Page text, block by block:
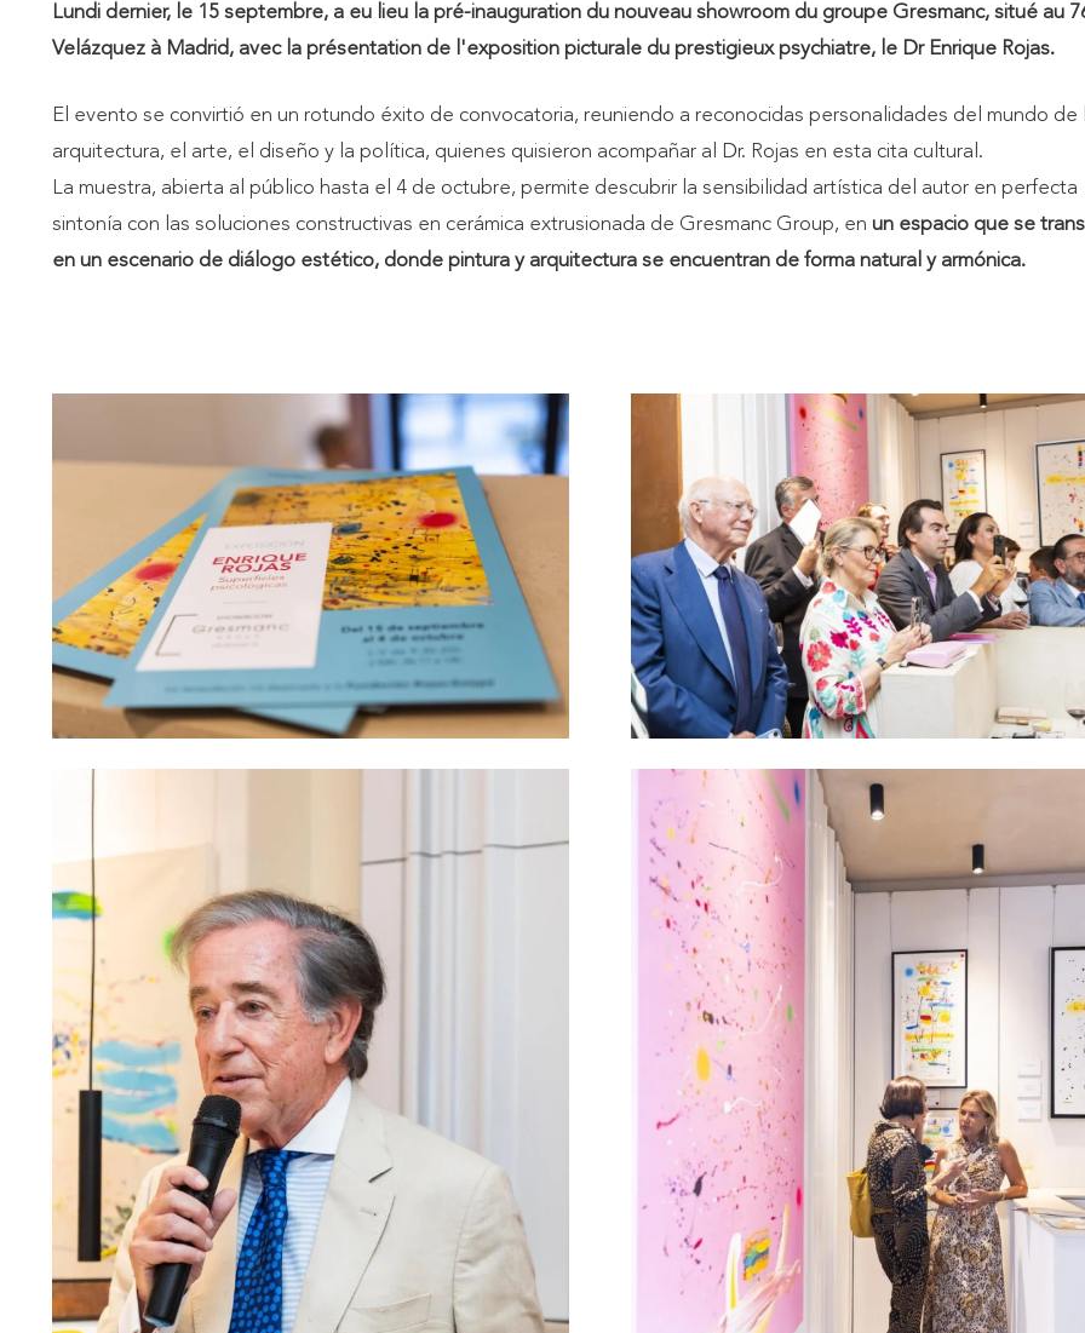
Lundi dernier, le 15 septembre, a eu lieu la pré-inauguration du nouveau showroom du groupe Gresmanc, situé au
Velázquez à Madrid, avec la présentation de l'exposition picturale du prestigieux psychiatre, le Dr Enrique Rojas.
El evento se convirtió en un rotundo éxito de convocatoria, reuniendo a reconocidas personalidades del mundo de
arquitectura, el arte, el diseño y la política, quienes quisieron acompañar al Dr. Rojas en esta cita cultural.
La muestra, abierta al público hasta el 4 de octubre, permite descubrir la sensibilidad artística del autor en perfecta
sintonía con las soluciones constructivas en cerámica extrusionada de Gresmanc Group, en un espacio que se
en un escenario de diálogo estético, donde pintura y arquitectura se encuentran de forma natural y armónica.